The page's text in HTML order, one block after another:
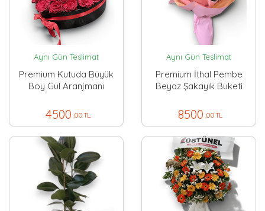
Aynı Gün Teslimat
Premium Kutuda Büyük
Boy Gül Aranjmanı
4500 ,00 TL
Aynı Gün Teslimat
Premium İthal Pembe
Beyaz Şakayık Buketi
8500 ,00 TL